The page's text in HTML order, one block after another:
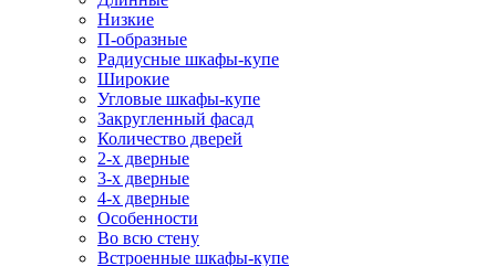
Низкие
П-образные
Радиусные шкафы-купе
Широкие
Угловые шкафы-купе
Закругленный фасад
Количество дверей
2-х дверные
3-х дверные
4-х дверные
Особенности
Во всю стену
Встроенные шкафы-купе